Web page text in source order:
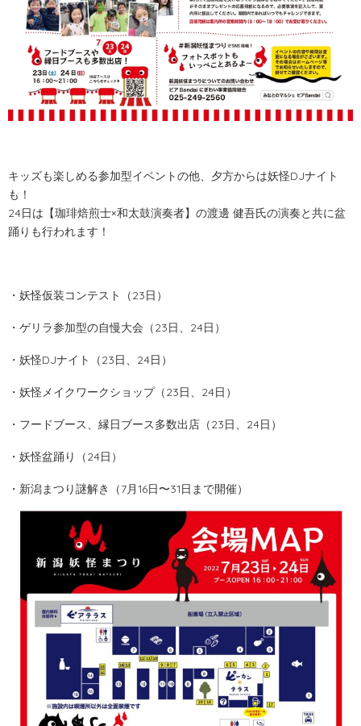
キッズも楽しめる参加型イベントの他、夕方からは妖怪DJナイト
も！
24日は【珈琲焙煎士×和太鼓演奏者】の渡邊 健吾氏の演奏と共に盆
踊りも行われます！
・妖怪仮装コンテスト（23日）
・ゲリラ参加型の自慢大会（23日、24日）
・妖怪DJナイト（23日、24日）
・妖怪メイクワークショップ（23日、24日）
・フードブース、縁日ブース多数出店（23日、24日）
・妖怪盆踊り（24日）
・新潟まつり謎解き（7月16日〜31日まで開催）